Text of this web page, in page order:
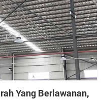
Yang Berlawanan,